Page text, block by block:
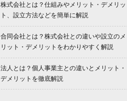
株式会社とは？仕組みやメリット・デメリッ
ト、設立方法などを簡単に解説
合同会社とは？株式会社との違いや設立のメ
リット・デメリットをわかりやすく解説
法人とは？個人事業主との違いとメリット・
デメリットを徹底解説